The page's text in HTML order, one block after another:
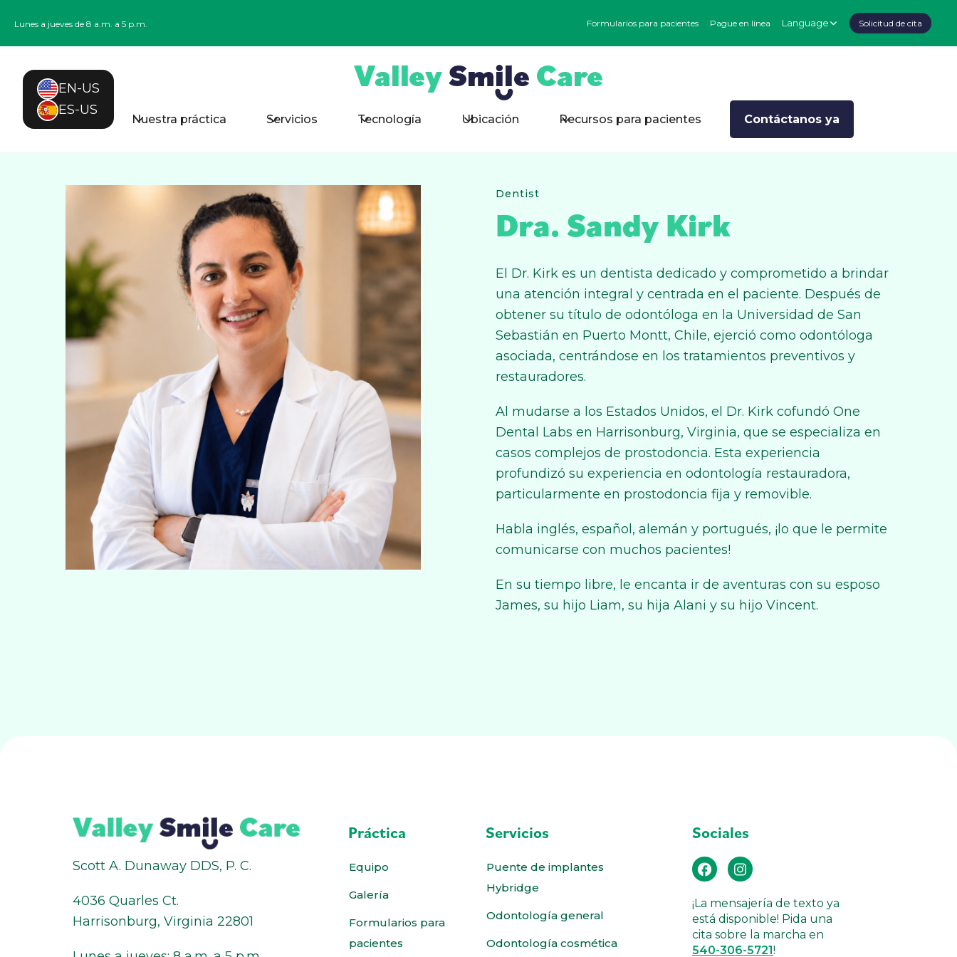
Lunes a jueves de 8 a.m. a 5 p.m. Formularios para pacientes Pague en línea Language Solicitud de cita
Nuestra práctica Servicios Tecnología Ubicación Recursos para pacientes Contáctanos ya
EN-US
ES-US
Dentist
Dra. Sandy Kirk
El Dr. Kirk es un dentista dedicado y comprometido a brindar
una atención integral y centrada en el paciente. Después de
obtener su título de odontóloga en la Universidad de San
Sebastián en Puerto Montt, Chile, ejerció como odontóloga
asociada, centrándose en los tratamientos preventivos y
restauradores.
Al mudarse a los Estados Unidos, el Dr. Kirk cofundó One
Dental Labs en Harrisonburg, Virginia, que se especializa en
casos complejos de prostodoncia. Esta experiencia
profundizó su experiencia en odontología restauradora,
particularmente en prostodoncia fija y removible.
Habla inglés, español, alemán y portugués, ¡lo que le permite
comunicarse con muchos pacientes!
En su tiempo libre, le encanta ir de aventuras con su esposo
James, su hijo Liam, su hija Alani y su hijo Vincent.
Scott A. Dunaway DDS, P. C.
4036 Quarles Ct.
Harrisonburg, Virginia 22801
Práctica
Equipo
Galería
Formularios para
pacientes
Servicios
Puente de implantes
Hybridge
Odontología general
Odontología cosmética
Sociales
¡La mensajería de texto ya
está disponible! Pida una
cita sobre la marcha en
540-306-5721!